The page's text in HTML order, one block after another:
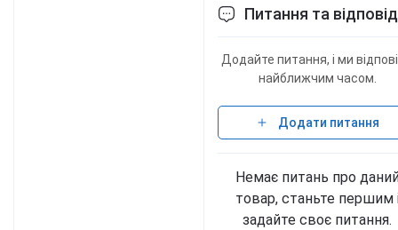
Питання та
Додайте питання, і ми
найближчим часом.
Додати питання
Немає питань про
товар, станьте першим
задайте своє питання.